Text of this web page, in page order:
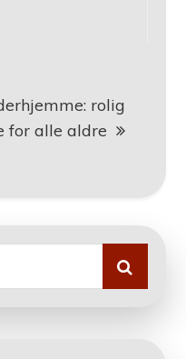
rolig
for alle aldre